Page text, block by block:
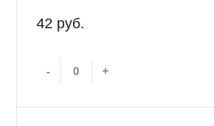
42 руб.
- +